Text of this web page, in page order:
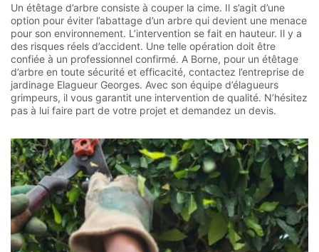
Un étêtage d’arbre consiste à couper la cime. Il s’agit d’une
option pour éviter l’abattage d’un arbre qui devient une menace
pour son environnement. L’intervention se fait en hauteur. Il y a
des risques réels d’accident. Une telle opération doit être
confiée à un professionnel confirmé. A Borne, pour un étêtage
d’arbre en toute sécurité et efficacité, contactez l’entreprise de
jardinage Elagueur Georges. Avec son équipe d’élagueurs
grimpeurs, il vous garantit une intervention de qualité. N’hésitez
pas à lui faire part de votre projet et demandez un devis.